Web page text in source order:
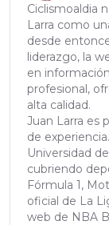
Ciclismoaldia
Larra como
desde
liderazgo, la
en
profesional,
alta calidad.
Juan Larra es
de
Universidad
cubriendo
Fórmula 1,
oficial de La
web de NBA